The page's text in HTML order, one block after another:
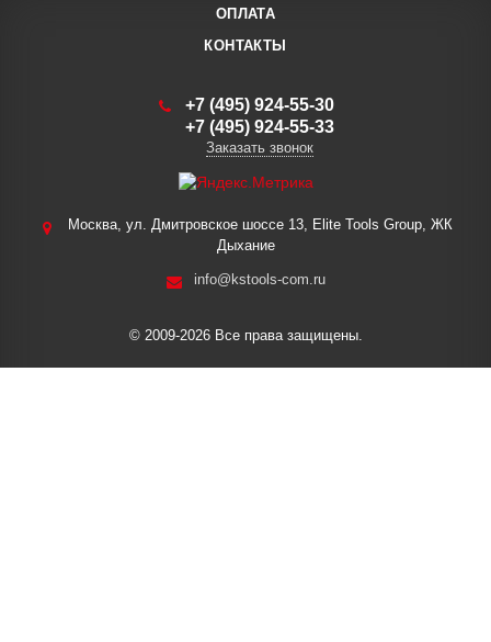
ОПЛАТА
КОНТАКТЫ
+7 (495) 924-55-30
+7 (495) 924-55-33
Заказать звонок
Москва, ул. Дмитровское шоссе 13, Elite Tools Group, ЖК
Дыхание
info@kstools-com.ru
© 2009-2026 Все права защищены.